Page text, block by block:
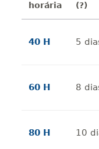
horária
(?)
40 H 5
60 H 8
80 H 10